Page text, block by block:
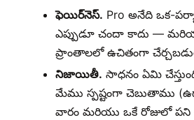
ఫెయిర్‌నెస్. Pro అనేది ఒక-
ఎప్పుడూ చందా కాదు —
ప్రాంతాలలో ఉచితంగా
నిజాయితీ. సాధనం ఏమి
మేము స్పష్టంగా చెబుతాము
వారం మరియు ఒకే రోజులో పని